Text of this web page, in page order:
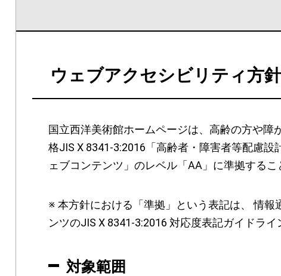
ウェブアクセシビリティ方
国立西洋美術館ホームページは、高齢の方や
格JIS X 8341-3:2016「高齢者・障害者等配慮
ェブコンテンツ」のレベル「AA」に準拠するこ
※ 本方針における「準拠」という表記は、 情
ンツのJIS X 8341-3:2016 対応度表記ガイドラ
対象範囲